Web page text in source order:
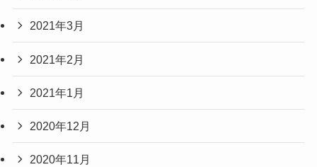
2021年3月
2021年2月
2021年1月
2020年12月
2020年11月